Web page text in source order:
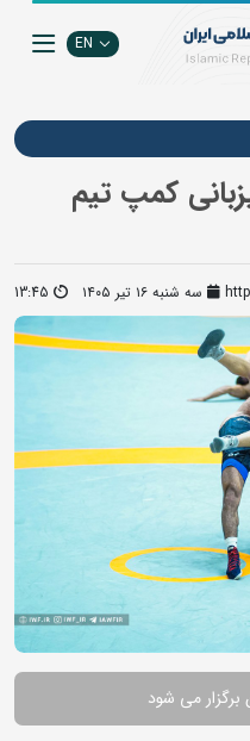
EN
میزبانی کمپ تیم
سه شنبه ۱۶ تیر ۱۴۰۵ 13:45
می شود